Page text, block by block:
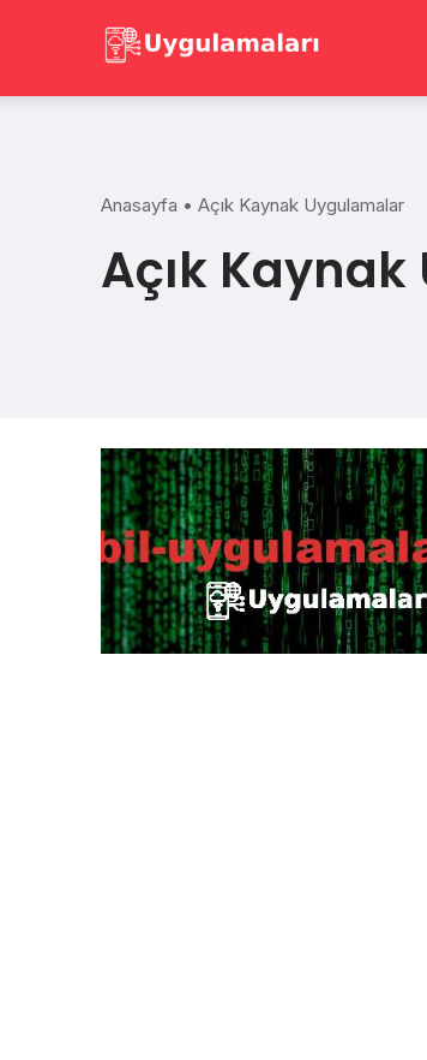
Anasayfa • Açık Kaynak Uygulamalar
Açık